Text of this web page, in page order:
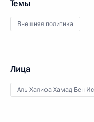
Темы
Внешняя политика
Лица
Аль Халифа Хамад Бен